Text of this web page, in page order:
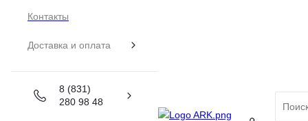
Контакты
Доставка и оплата
8 (831)
280 98 48